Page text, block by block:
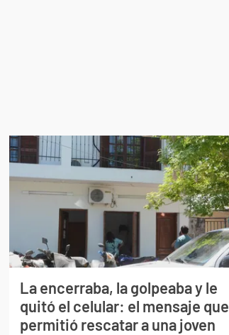
La encerraba, la golpeaba y le
quitó el celular: el mensaje que
permitió rescatar a una joven